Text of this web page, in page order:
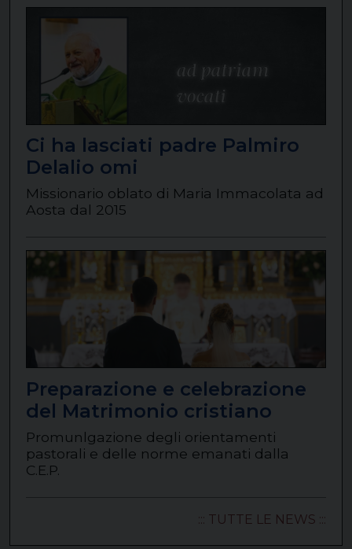
Ci ha lasciati padre Palmiro
Delalio omi
Missionario oblato di Maria Immacolata ad
Aosta dal 2015
Preparazione e celebrazione
del Matrimonio cristiano
Promunlgazione degli orientamenti
pastorali e delle norme emanati dalla
C.E.P.
::: TUTTE LE NEWS :::